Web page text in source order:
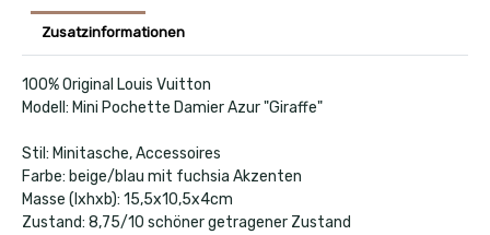
Zusatzinformationen
100% Original Louis Vuitton
Modell: Mini Pochette Damier Azur "Giraffe"
Stil: Minitasche, Accessoires
Farbe: beige/blau mit fuchsia Akzenten
Masse (lxhxb): 15,5x10,5x4cm
Zustand: 8,75/10 schöner getragener Zustand